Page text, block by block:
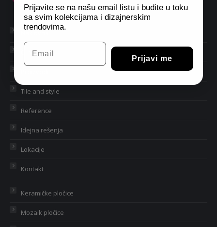
O nama
Tile and style
Reference
Idejna rešenja
Lokacije
Kontakt
Keramičke pločice
Mozaik pločice
Prijavite se na našu email listu i budite u toku
sa svim kolekcijama i dizajnerskim
trendovima.
Email
Prijavi me